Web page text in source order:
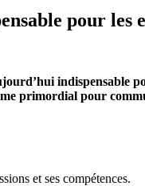
pour les
indispensable
primordial pour
et ses compétences.